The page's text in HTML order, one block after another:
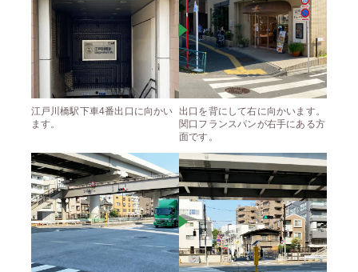
江戸川橋駅下車4番出口に向かい
ます。
出口を背にして右に向かいます。
関口フランスパンが右手にある方
面です。